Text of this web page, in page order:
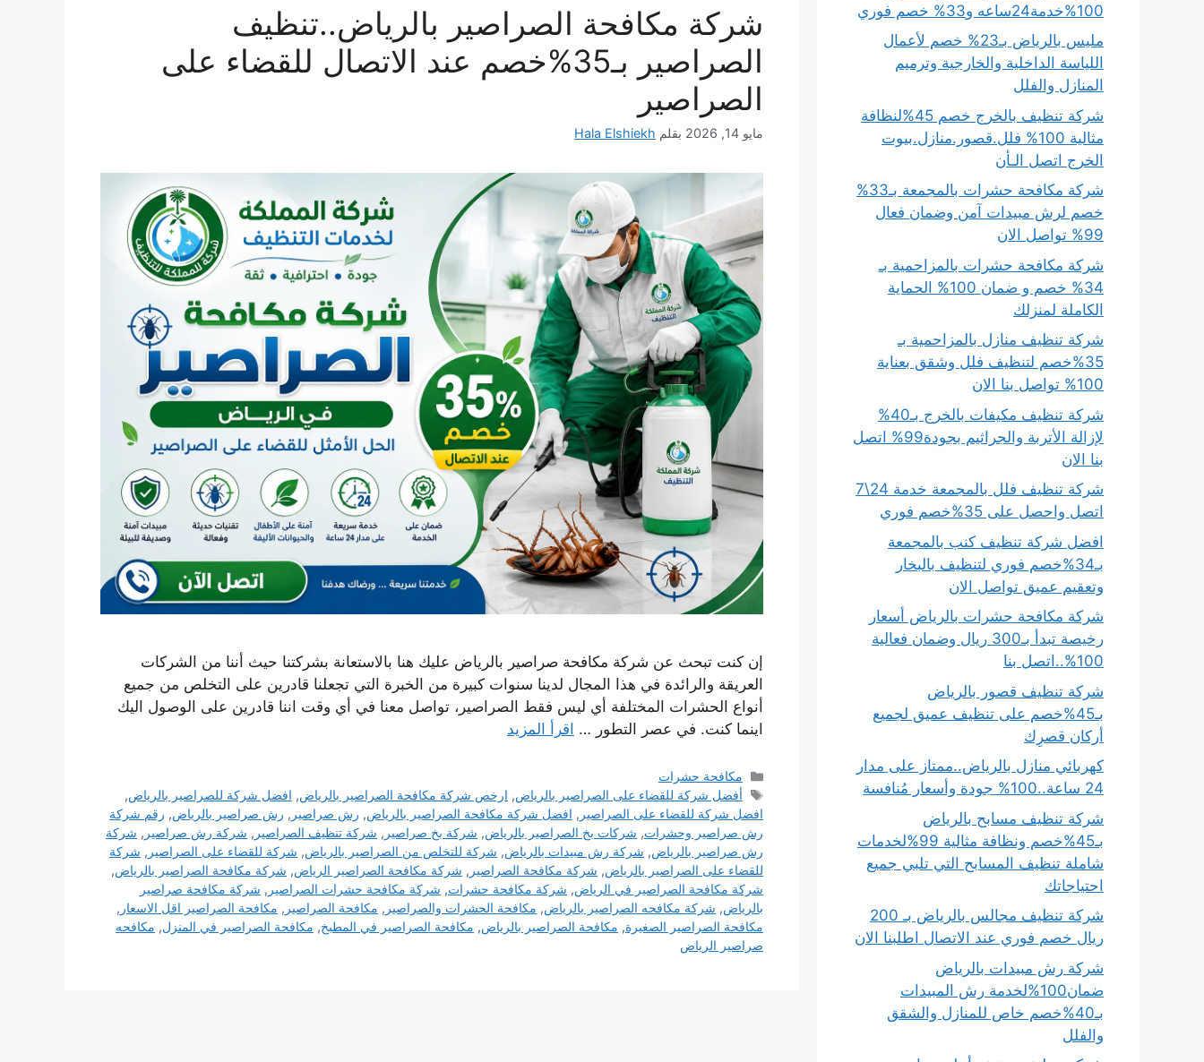
شركة مكافحة الصراصير بالرياض..تنظيف
الصراصير بـ35%خصم عند الاتصال للقضاء على
الصراصير
مايو 14, 2026 بقلم Hala Elshiekh
إن كنت تبحث عن شركة مكافحة صراصير بالرياض عليك هنا بالاستعانة بشركتنا حيث أننا من الشركات
العريقة والرائدة في هذا المجال لدينا سنوات كبيرة من الخبرة التي تجعلنا قادرين على التخلص من جميع
أنواع الحشرات المختلفة أي ليس فقط الصراصير، تواصل معنا في أي وقت اننا قادرين على الوصول اليك
اينما كنت. في عصر التطور … اقرأ المزيد
التصنيفات
مكافحة حشرات
الوسوم
أفضل شركة للقضاء على الصراصير بالرياض, ارخص شركة مكافحة الصراصير بالرياض, افضل شركة للصراصير بالرياض,
افضل شركة للقضاء على الصراصير , افضل شركة مكافحة الصراصير بالرياض, رش صراصير , رش صراصير بالرياض, رقم شركة
رش صراصير وحشرات, شركات بخ الصراصير بالرياض, شركة بخ صراصير , شركة تنظيف الصراصير , شركة رش صراصير , شركة
رش صراصير بالرياض, شركة رش مبيدات بالرياض, شركة للتخلص من الصراصير بالرياض, شركة للقضاء على الصراصير , شركة
للقضاء على الصراصير بالرياض, شركة مكافحة الصراصير , شركة مكافحة الصراصير الرياض, شركة مكافحة الصراصير بالرياض,
شركة مكافحة الصراصير في الرياض, شركة مكافحة حشرات, شركة مكافحة حشرات الصراصير , شركة مكافحة صراصير
بالرياض, شركة مكافحه الصراصير بالرياض, مكافحة الحشرات والصراصير , مكافحة الصراصير , مكافحة الصراصير اقل الاسعار ,
مكافحة الصراصير الصغيرة, مكافحة الصراصير بالرياض, مكافحة الصراصير في المطبخ, مكافحة الصراصير في المنزل, مكافحه
صراصير الرياض
100%خدمة24ساعه و33% خصم فوري
مليس بالرياض بـ23% خصم لأعمال
اللياسة الداخلية والخارجية وترميم
المنازل والفلل
شركة تنظيف بالخرج خصم 45%لنظافة
مثالية 100% فلل.قصور.منازل.بيوت
الخرج اتصل الـأن
شركة مكافحة حشرات بالمجمعة بـ33%
خصم لرش مبيدات آمن وضمان فعال
99% تواصل الان
شركة مكافحة حشرات بالمزاحمية بـ
34% خصم و ضمان 100% الحماية
الكاملة لمنزلك
شركة تنظيف منازل بالمزاحمية بـ
35%خصم لتنظيف فلل وشقق بعناية
100% تواصل بنا الان
شركة تنظيف مكيفات بالخرج بـ40%
لإزالة الأتربة والجراثيم بجودة99% اتصل
بنا الان
شركة تنظيف فلل بالمجمعة خدمة 24\7
اتصل واحصل على 35%خصم فوري
افضل شركة تنظيف كنب بالمجمعة
بـ34%خصم فوري لتنظيف بالبخار
وتعقيم عميق تواصل الان
شركة مكافحة حشرات بالرياض أسعار
رخيصة تبدأ بـ300 ريال وضمان فعالية
100%..اتصل بنا
شركة تنظيف قصور بالرياض
بـ45%خصم على تنظيف عميق لجميع
أركان قصرِك
كهربائي منازل بالرياض..ممتاز على مدار
24 ساعة..100% جودة وأسعار مُنافسة
شركة تنظيف مسابح بالرياض
بـ45%خصم ونظافة مثالية 99%لخدمات
شاملة تنظيف المسابح التي تلبي جميع
احتياجاتك
شركة تنظيف مجالس بالرياض بـ 200
ريال خصم فوري عند الاتصال اطلبنا الان
شركة رش مبيدات بالرياض
ضمان100%لخدمة رش المبيدات
بـ40%خصم خاص للمنازل والشقق
والفلل